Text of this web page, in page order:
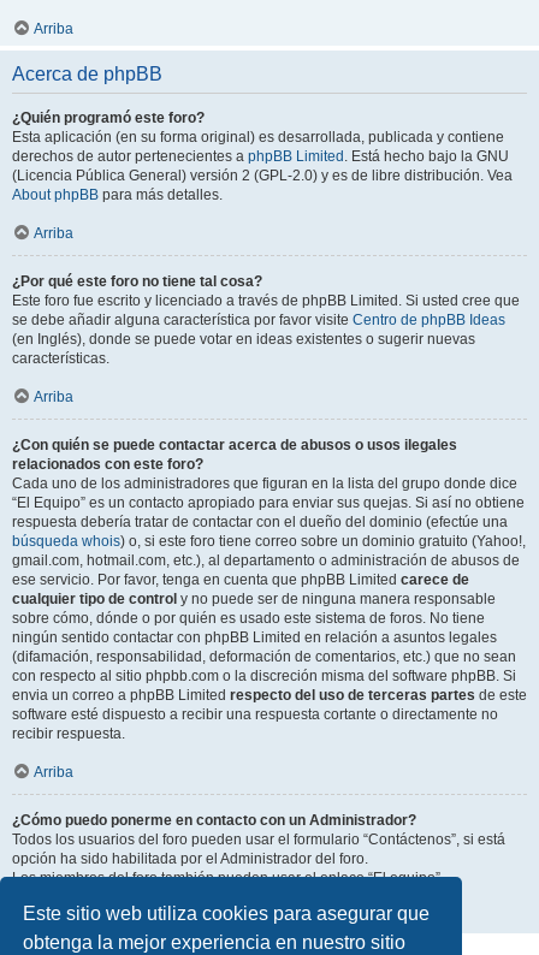
Este sitio web utiliza cookies para asegurar que
obtenga la mejor experiencia en nuestro sitio
Arriba
Acerca de phpBB
¿Quién programó este foro?
Esta aplicación (en su forma original) es desarrollada, publicada y contiene
derechos de autor pertenecientes a phpBB Limited . Está hecho bajo la GNU
(Licencia Pública General) versión 2 (GPL-2.0) y es de libre distribución. Vea
About phpBB para más detalles.
Arriba
¿Por qué este foro no tiene tal cosa?
Este foro fue escrito y licenciado a través de phpBB Limited. Si usted cree que
se debe añadir alguna característica por favor visite Centro de phpBB Ideas
(en Inglés), donde se puede votar en ideas existentes o sugerir nuevas
características.
Arriba
¿Con quién se puede contactar acerca de abusos o usos ilegales
relacionados con este foro?
Cada uno de los administradores que figuran en la lista del grupo donde dice
“El Equipo” es un contacto apropiado para enviar sus quejas. Si así no obtiene
respuesta debería tratar de contactar con el dueño del dominio (efectúe una
búsqueda whois) o, si este foro tiene correo sobre un dominio gratuito (Yahoo!,
gmail.com, hotmail.com, etc.), al departamento o administración de abusos de
ese servicio. Por favor, tenga en cuenta que phpBB Limited carece de
cualquier tipo de control y no puede ser de ninguna manera responsable
sobre cómo, dónde o por quién es usado este sistema de foros. No tiene
ningún sentido contactar con phpBB Limited en relación a asuntos legales
(difamación, responsabilidad, deformación de comentarios, etc.) que no sean
con respecto al sitio phpbb.com o la discreción misma del software phpBB. Si
envia un correo a phpBB Limited respecto del uso de terceras partes de este
software esté dispuesto a recibir una respuesta cortante o directamente no
recibir respuesta.
Arriba
¿Cómo puedo ponerme en contacto con un Administrador?
Todos los usuarios del foro pueden usar el formulario “Contáctenos”, si está
opción ha sido habilitada por el Administrador del foro.
Los miembros del foro también pueden usar el enlace “El equipo”.
Arriba